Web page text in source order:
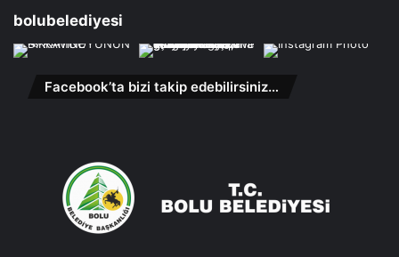
bolubelediyesi
Facebook’ta bizi takip edebilirsiniz…